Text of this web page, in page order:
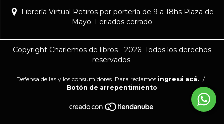
Librería Virtual Retiros por portería de 9 a 18hs Plaza de
Mayo. Feriados cerrado
Copyright Charlemos de libros - 2026. Todos los derechos
reservados.
Defensa de las y los consumidores. Para reclamos ingresá acá. /
Botón de arrepentimiento